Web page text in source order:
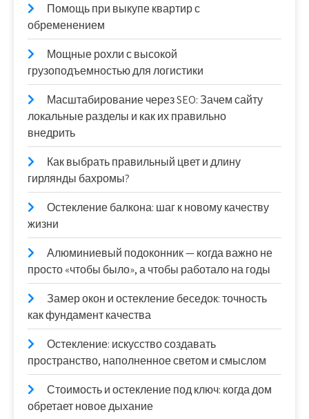
Помощь при выкупе квартир с
обременением
Мощные рохли с высокой
грузоподъемностью для логистики
Масштабирование через SEO: Зачем сайту
локальные разделы и как их правильно
внедрить
Как выбрать правильный цвет и длину
гирлянды бахромы?
Остекление балкона: шаг к новому качеству
жизни
Алюминиевый подоконник — когда важно не
просто «чтобы было», а чтобы работало на годы
Замер окон и остекление беседок: точность
как фундамент качества
Остекление: искусство создавать
пространство, наполненное светом и смыслом
Стоимость и остекление под ключ: когда дом
обретает новое дыхание